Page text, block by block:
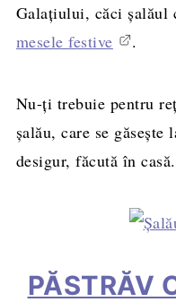
Galaţiului, căci șalăul
mesele festive
.
Nu-ți trebuie pentru
șalău, care se găseşte
desigur, făcută în
PĂSTRĂV